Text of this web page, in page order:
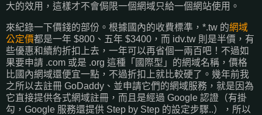
大的效用，這樣才不會侷限一個網域只給一個網站使用。
來紀錄一下價錢的部份。根據國內的收費標準，*.tw 的網域
公定價都是一年 $800、五年 $3400，而 idv.tw 則是半價，有
些優惠和續約折扣上去，一年可以再省個一兩百吧！不過如
果要申請 .com 或是 .org 這種「國際型」的網域名稱，價格
比國內網域還便宜一點，不過折扣上就比較硬了。幾年前我
之所以去註冊 GoDaddy、並申請它們的網域服務，就是因為
它直接提供各式網域註冊，而且是經過 Google 認證（有掛
勾，Google 服務還提供 Step by Step 的設定步驟..），所以